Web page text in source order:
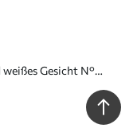
Gesicht N°